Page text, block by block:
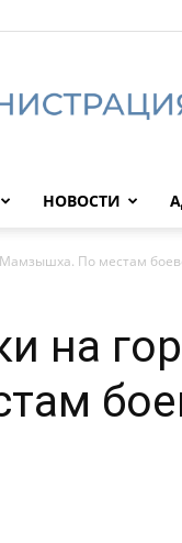
НОВОСТИ
По местам
на